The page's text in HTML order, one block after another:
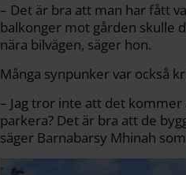
– Det är bra att man har fått
balkonger mot gården skulle
nära bilvägen, säger hon.
Många synpunker var också
– Jag tror inte att det
parkera? Det är bra att de
säger Barnabarsy Mhinah